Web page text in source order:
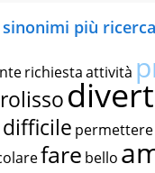
più
richiestaattività
difficile permettere
fare bello